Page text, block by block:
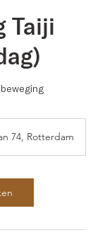
Taiji
74, Rotterdam